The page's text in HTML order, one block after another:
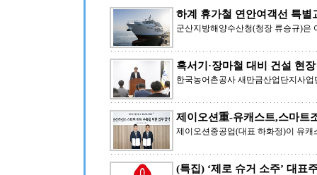
하계 휴가철 연안여객선 특별
군산지방해양수산청(청장 류승규)은
혹서기·장마철 대비 건설 현
한국농어촌공사 새만금산업단지사
제이오션重-유캐스트,스마트
제이오션중공업(대표 하화정)이 유
(특집) ‘제로 슈거 소주’ 대표